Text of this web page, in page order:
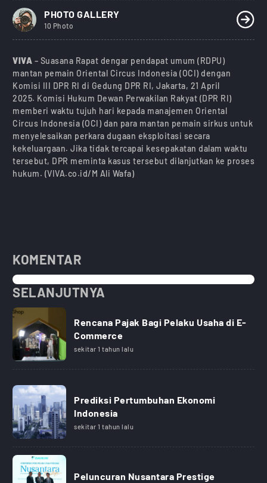
PHOTO GALLERY
10 Photo
VIVA – Suasana Rapat dengar pendapat umum (RDPU)
mantan pemain Oriental Circus Indonesia (OCI) dengan
Komisi III DPR RI di Gedung DPR RI, Jakarta, 21 April
2025. Komisi Hukum Dewan Perwakilan Rakyat (DPR RI)
memberi waktu tujuh hari kepada manajemen Oriental
Circus Indonesia (OCI) dan para mantan pemain sirkus untuk
menyelesaikan perkara dugaan eksploitasi secara
kekeluargaan. Jika tidak tercapai kesepakatan dalam waktu
tersebut, DPR meminta kasus tersebut dilanjutkan ke proses
hukum. (VIVA.co.id/M Ali Wafa)
KOMENTAR
SELANJUTNYA
Rencana Pajak Bagi Pelaku Usaha di E-
Commerce
sekitar 1 tahun lalu
Prediksi Pertumbuhan Ekonomi
Indonesia
sekitar 1 tahun lalu
Peluncuran Nusantara Prestige